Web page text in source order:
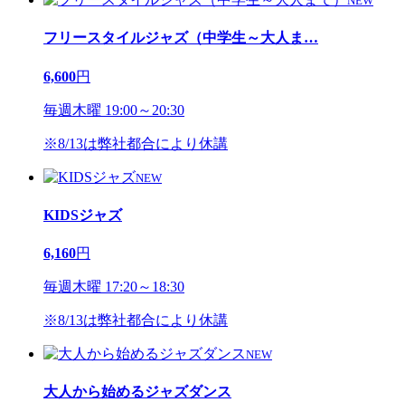
フリースタイルジャズ（中学生～大人ま …
6,600円
毎週木曜 19:00～20:30
※8/13は弊社都合により休講
NEW
KIDSジャズ
6,160円
毎週木曜 17:20～18:30
※8/13は弊社都合により休講
NEW
大人から始めるジャズダンス